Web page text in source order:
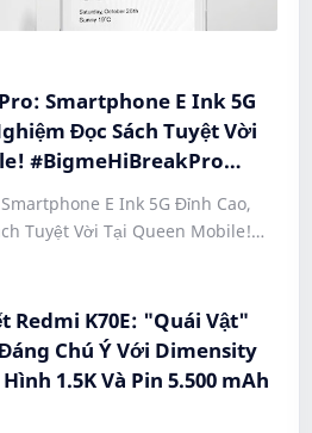
Smartphone E Ink 5G
Đọc Sách Tuyệt Vời
#BigmeHiBreakPro
#QueenMobileE Ink 5G Đỉnh Cao,
Tuyệt Vời Tại Queen Mobile!
Redmi K70E: "Quái Vật"
Chú Ý Với Dimensity
1.5K Và Pin 5.500 mAh